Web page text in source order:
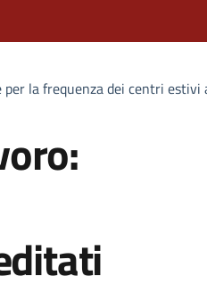
la frequenza dei centri estivi